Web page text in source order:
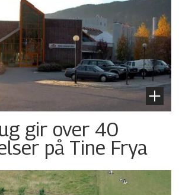
gir over 40
på Tine Frya